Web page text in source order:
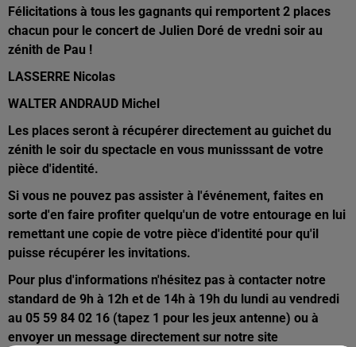
Félicitations à tous les gagnants qui remportent 2 places
chacun pour le concert de Julien Doré de vredni soir au
zénith de Pau !
LASSERRE Nicolas
WALTER ANDRAUD Michel
Les places seront à récupérer directement au guichet du
zénith le soir du spectacle en vous munisssant de votre
pièce d'identité.
Si vous ne pouvez pas assister à l'événement, faites en
sorte d'en faire profiter quelqu'un de votre entourage en lui
remettant une copie de votre pièce d'identité pour qu'il
puisse récupérer les invitations.
Pour plus d'informations n'hésitez pas à contacter notre
standard de 9h à 12h et de 14h à 19h du lundi au vendredi
au 05 59 84 02 16 (tapez 1 pour les jeux antenne) ou à
envoyer un message directement sur notre site